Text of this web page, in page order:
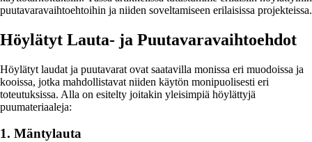
puutavaravaihtoehtoihin ja niiden soveltamiseen erilaisissa projekteissa.
Höylätyt Lauta- ja Puutavaravaihtoehdot
Höylätyt laudat ja puutavarat ovat saatavilla monissa eri muodoissa ja
kooissa, jotka mahdollistavat niiden käytön monipuolisesti eri
toteutuksissa. Alla on esitelty joitakin yleisimpiä höylättyjä
puumateriaaleja:
1. Mäntylauta